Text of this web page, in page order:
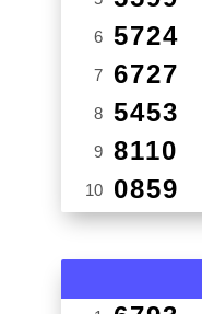
6 5724
7 6727
8 5453
9 8110
10 0859